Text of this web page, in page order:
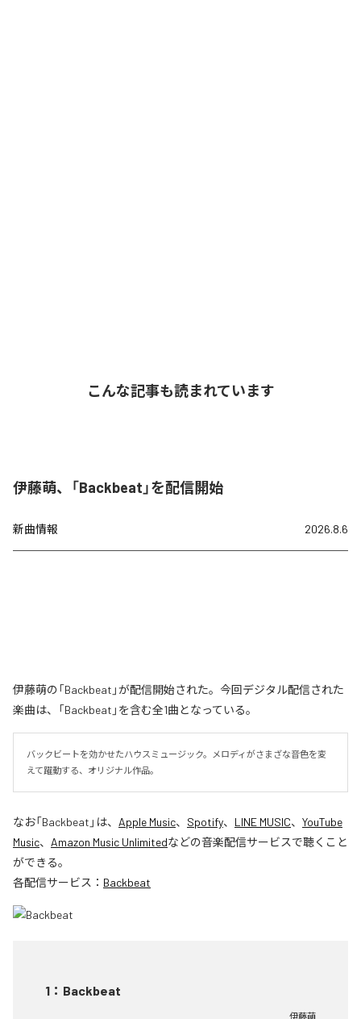
こんな記事も読まれています
伊藤萌、「Backbeat」を配信開始
新曲情報 2026.8.6
伊藤萌の「Backbeat」が配信開始された。今回デジタル配信された
楽曲は、「Backbeat」を含む全1曲となっている。
バックビートを効かせたハウスミュージック。メロディがさまざな音色を変
えて躍動する、オリジナル作品。
なお「Backbeat 」は、 Apple Music、 Spotify、 LINE MUSIC、 YouTube
Music、 Amazon Music Unlimitedなどの音楽配信サービスで聴くこと
ができる。
各配信サービス： Backbeat
1 ： Backbeat
伊藤萌